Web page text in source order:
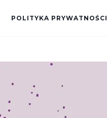
POLITYKA PRYWATNOŚCI